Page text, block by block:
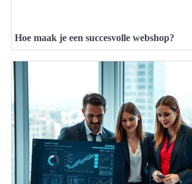
Hoe maak je een succesvolle webshop?